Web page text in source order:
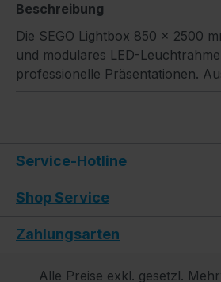
Beschreibung
Die SEGO Lightbox 850 × 2500
und modulares LED-
professionelle Präsentationen.
Service-Hotline
Shop Service
Zahlungsarten
Alle Preise exkl. gesetzl.